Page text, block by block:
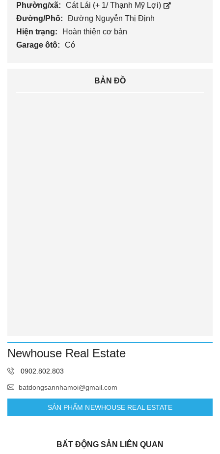
Phường/xã:
Cát Lái (+ 1/ Thạnh Mỹ Lợi)
Đường/Phố:
Đường Nguyễn Thị Định
Hiện trạng:
Hoàn thiện cơ bản
Garage ôtô:
Có
BẢN ĐỒ
Newhouse Real Estate
0902.802.803
batdongsannhamoi@gmail.com
SẢN PHẨM NEWHOUSE REAL ESTATE
BẤT ĐỘNG SẢN LIÊN QUAN